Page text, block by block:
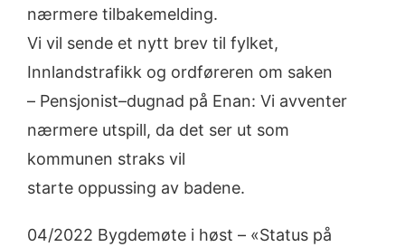
nærmere tilbakemelding.
Vi vil sende et nytt brev til fylket,
Innlandstrafikk og ordføreren om saken
– Pensjonist–dugnad på Enan: Vi avventer
nærmere utspill, da det ser ut som
kommunen straks vil
starte oppussing av badene.
04/2022 Bygdemøte i høst – «Status på